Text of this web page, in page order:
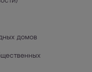
домов